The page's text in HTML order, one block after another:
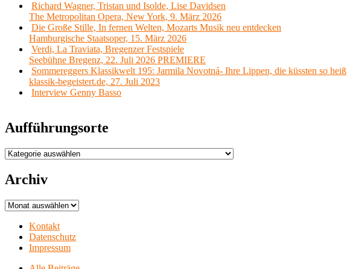
Richard Wagner, Tristan und Isolde, Lise Davidsen
The Metropolitan Opera, New York, 9. März 2026
Die Große Stille, In fernen Welten, Mozarts Musik neu entdecken
Hamburgische Staatsoper, 15. März 2026
Verdi, La Traviata, Bregenzer Festspiele
Seebühne Bregenz, 22. Juli 2026 PREMIERE
Sommereggers Klassikwelt 195: Jarmila Novotná- Ihre Lippen, die küssten so heiß
klassik-begeistert.de, 27. Juli 2023
Interview Genny Basso
Aufführungsorte
Aufführungsorte
Archiv
Archiv
Kontakt
Datenschutz
Impressum